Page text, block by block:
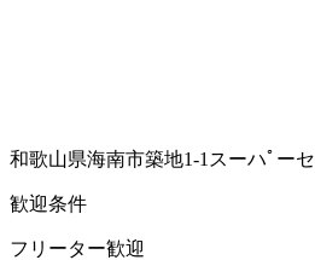
和歌山県海南市築地1-1スーハﾟー
歓迎条件
フリーター歓迎